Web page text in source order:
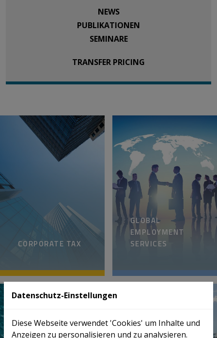
NEWS
PUBLIKATIONEN
SEMINARE
TRANSFER PRICING
CORPORATE TAX
GLOBAL
EMPLOYMENT
SERVICES
Datenschutz-Einstellungen
Diese Webseite verwendet 'Cookies' um Inhalte und
Anzeigen zu personalisieren und zu analysieren.